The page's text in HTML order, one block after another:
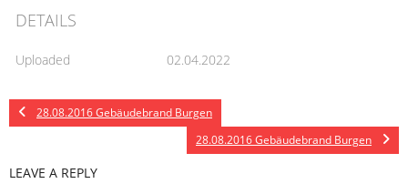
DETAILS
Uploaded 02.04.2022
28.08.2016 Gebäudebrand Burgen
28.08.2016 Gebäudebrand Burgen
LEAVE A REPLY